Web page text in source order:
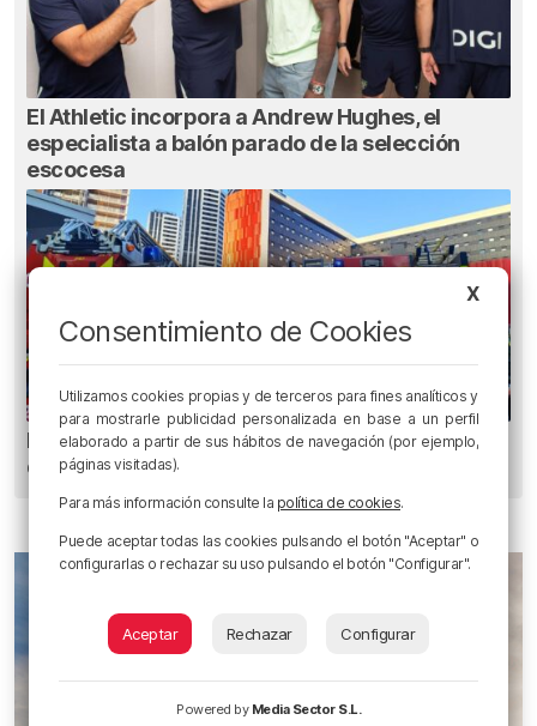
El Athletic incorpora a Andrew Hughes, el
especialista a balón parado de la selección
escocesa
Metro Bilbao cierra la estación de San Mamés
durante una hora por un incendio
X
Consentimiento de Cookies
Utilizamos cookies propias y de terceros para fines analíticos y
para mostrarle publicidad personalizada en base a un perfil
elaborado a partir de sus hábitos de navegación (por ejemplo,
páginas visitadas).
Para más información consulte la política de cookies.
Puede aceptar todas las cookies pulsando el botón "Aceptar" o
configurarlas o rechazar su uso pulsando el botón "Configurar".
Aceptar Rechazar Configurar
Powered by Media Sector S.L.